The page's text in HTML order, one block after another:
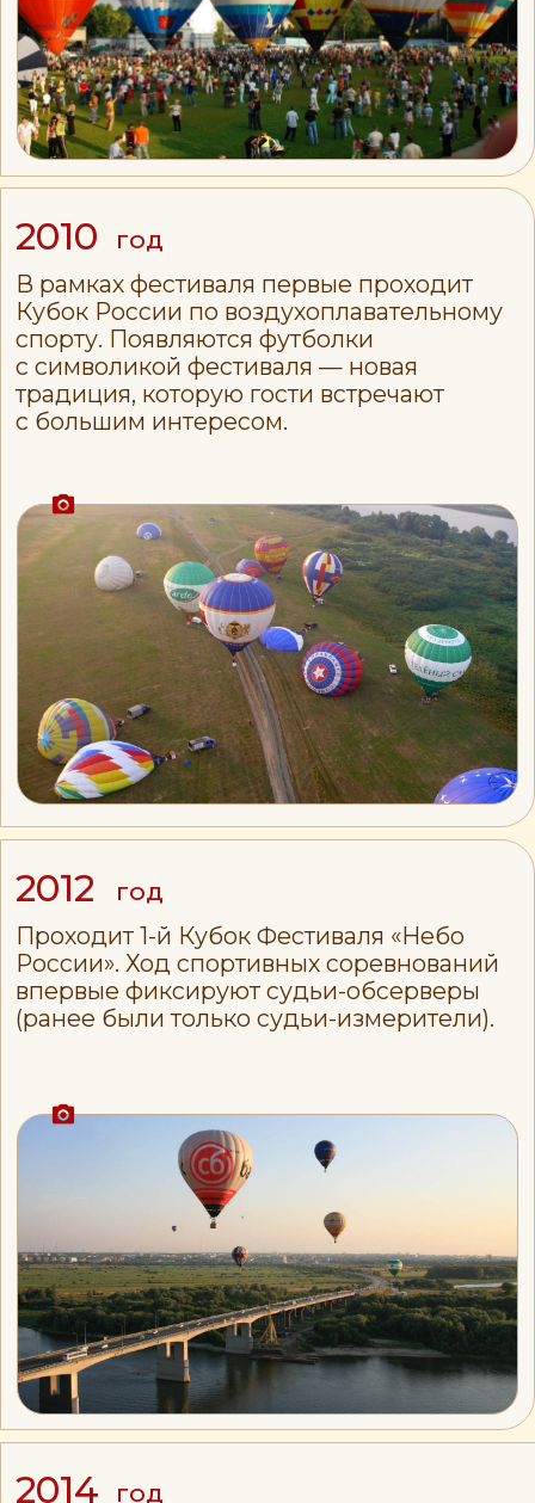
2014
Спортивная часть впервые дополняется
музыкальной программой.
Фестиваль проходит в пойме реки
Павловки на Московском шоссе.
В полётах участвуют аэростаты
специальных форм: «Жёлтая подводная
лодка» и «Сердце».
2017 год
Рязань принимает Чемпионат
России по воздухоплавательному
спорту. Разработана, протестирована
управления вечерним свечением
«Сигналинка». К 2017 году вечернее
свечение стало визитной карточкой
фестиваля. Зарегистрирован
товарный знак «Небо России».
2020 год
Отметили 30-летие фестиваля. Вновь
почувствовали тёплую поддержку
зрителей: к нам приезжали гости,
которые были на самом первом
фестивале. Визуальной кульминацией
становится знаменитый полёт, в рамках
с SUP-сёрферами. Рождается ещё одна